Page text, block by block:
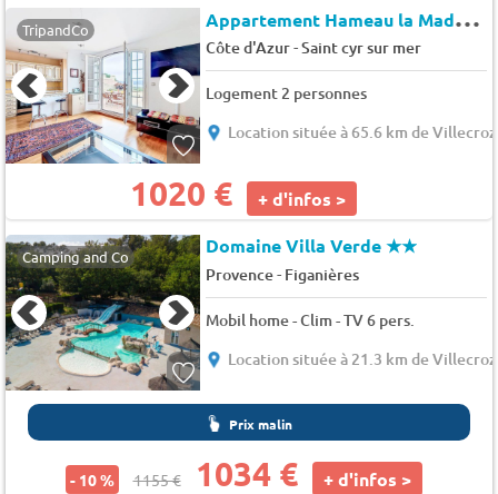
TripandCo A
ppartement Hameau la Madrague
Côte d'Azur-Saint cyr sur mer
Logement 2 personnes
Location située à 65.6 km de
1020 € + d'infos >
Camping and Co Domaine Villa Verde★★
Provence- Figanières
Mobil home - Clim - TV 6 pers.
Location située à 21.3 km de
Prix malin
- 10 % 1155 € 1034 € + d'infos >